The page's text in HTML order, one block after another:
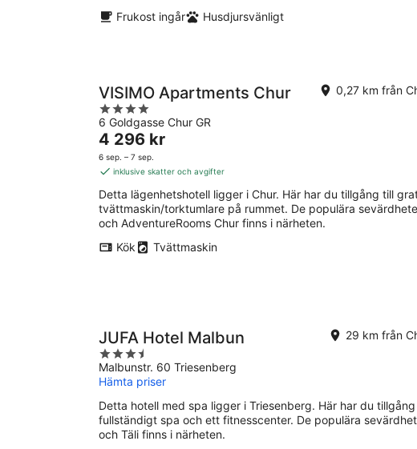
Frukost ingår
Husdjursvänligt
VISIMO Apartments Chur
4
out
of
5
6 Goldgasse Chur GR
0,27 km från
Priset
är
4 296 kr
natt
4 296 kr
6 sep. – 7 sep.
inklusive skatter och avgifter
Detta lägenhetshotell ligger i Chur. Här har du tillgång till
tvättmaskin/torktumlare på rummet. De populära
och AdventureRooms Chur finns i närheten.
Kök
Tvättmaskin
JUFA Hotel Malbun
3.5
out
of
5
Malbunstr. 60 Triesenberg
29 km från
Hämta priser
Detta hotell med spa ligger i Triesenberg. Här har du
fullständigt spa och ett fitnesscenter. De populära
och Täli finns i närheten.